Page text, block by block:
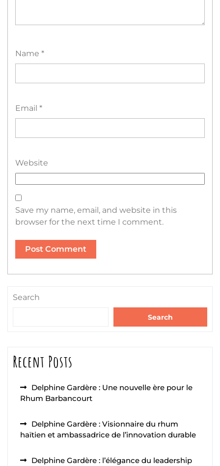
Name *
Email *
Website
Save my name, email, and website in this
browser for the next time I comment.
Search
Search
Recent Posts
Delphine Gardère : Une nouvelle ère pour le
Rhum Barbancourt
Delphine Gardère : Visionnaire du rhum
haïtien et ambassadrice de l’innovation durable
Delphine Gardère : l’élégance du leadership